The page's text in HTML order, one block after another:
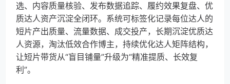
选、内容质量核验、发布数据追踪、履约效果复盘、优
质达人资产沉淀全闭环。系统可标签化记录每位达人的
短片产出质量、流量数据、成交投产，长期沉淀优质达
人资源，淘汰低效合作博主，持续优化达人矩阵结构，
让短片带货从“盲目铺量”升级为“精准提质、长效复
利”。